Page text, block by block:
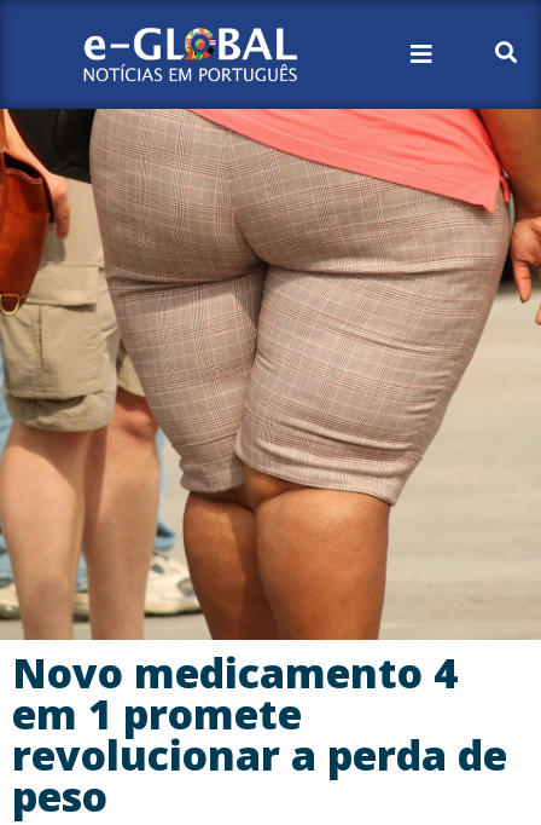
Novo medicamento 4
em 1 promete
revolucionar a perda de
peso